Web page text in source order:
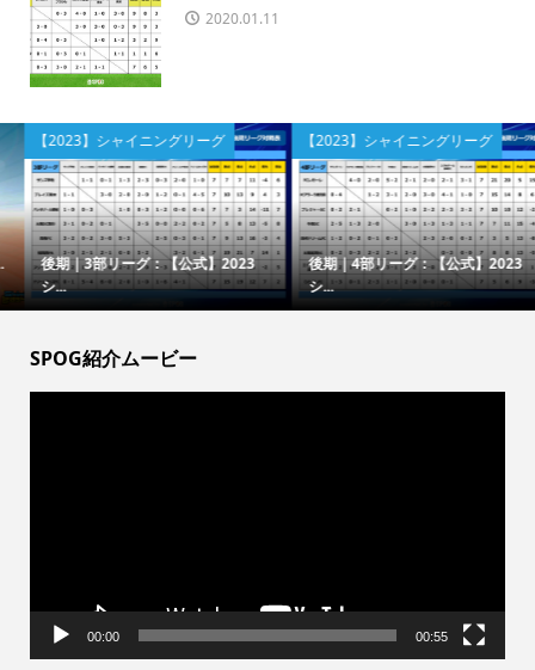
2020.01.11
【2023】シャイニングリーグ
後期｜3部リーグ：【公式】2023
シ...
【2023】シャイニングリーグ
後期｜4部リーグ：【公式】2023
シ...
SPOG紹介ムービー
00:00 00:55